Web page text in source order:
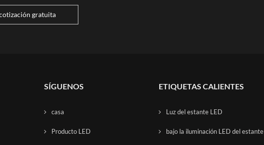
gratuita
SÍGUENOS
casa
Producto LED
ETIQUETAS CALIENTES
Luz del estante LED
bajo la iluminación LED del estante